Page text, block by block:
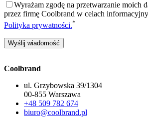
Wyrażam zgodę na przetwarzanie moich
przez firmę Coolbrand w celach
Polityka prywatności.*
Coolbrand
ul. Grzybowska 39/1304
00-855 Warszawa
+48 509 782 674
biuro@coolbrand.pl